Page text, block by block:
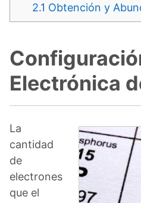
2.1 Obtención y
Electrónica
La
cantidad
de
electrones
que el